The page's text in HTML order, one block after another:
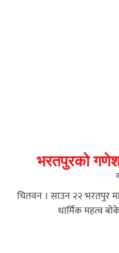
भरतपुरको
चितवन । साउन २२ भरतपुर
धार्मिक महत्व